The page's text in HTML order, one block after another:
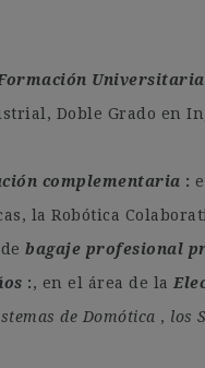
Universitaria
Doble Grado en
complementaria
la Robótica
bagaje profesional
, en el área de la
de Domótica , los